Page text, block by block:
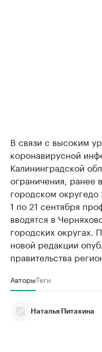
В связи с высоким
коронавирусной
Калининградской
ограничения, ранее
городском
1 по 21 сентября
вводятся в
городских округах.
новой редакции
правительства
АвторыТеги
Наталья Питахина